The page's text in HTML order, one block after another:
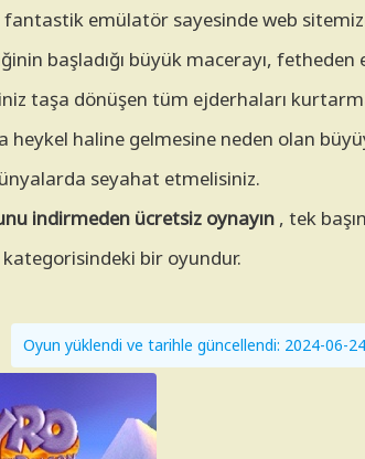
fantastik emülatör sayesinde web
başladığı büyük macerayı, fetheden
taşa dönüşen tüm ejderhaları
heykel haline gelmesine neden olan
seyahat etmelisiniz.
indirmeden ücretsiz oynayın , tek
bir oyundur.
Oyun yüklendi ve tarihle güncellendi: 2024-06-